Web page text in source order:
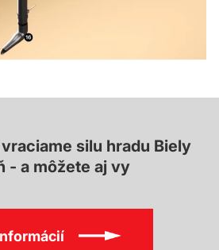
silu hradu Biely
- a môžete aj vy